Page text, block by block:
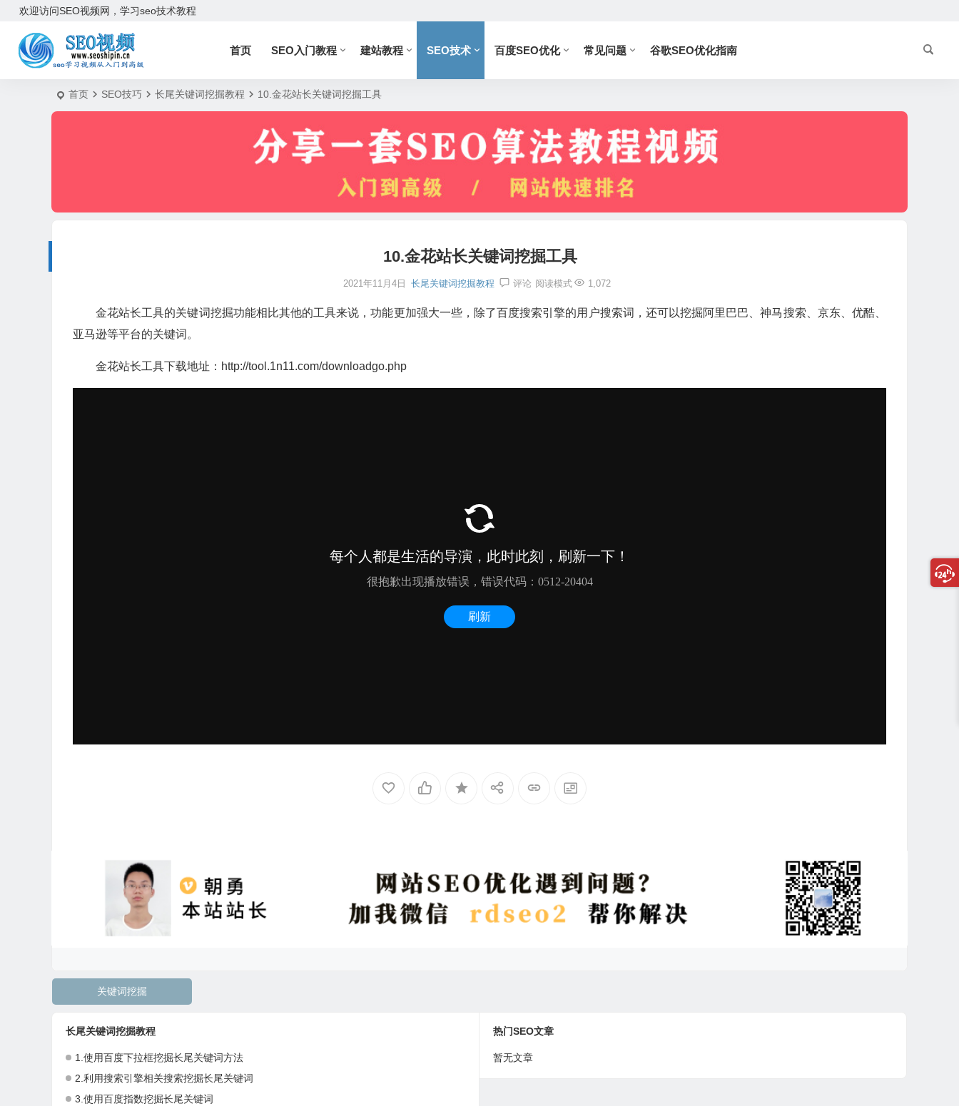
欢迎访问SEO视频网，学习seo技术教程
首页 SEO入门教程 建站教程 SEO技术 百度SEO优化 常见问题 谷歌SEO优化指南
首页 SEO技巧 长尾关键词挖掘教程 10.金花站长关键词挖掘工具
10.金花站长关键词挖掘工具
2021年11月4日 长尾关键词挖掘教程 评论 1,072
阅读模式
金花站长工具的关键词挖掘功能相比其他的工具来说，功能更加强大一些，除了百度搜索引擎的用户搜索词，还可以挖掘阿里巴巴、神马搜索、京东、优酷、
亚马逊等平台的关键词。
金花站长工具下载地址：http://tool.1n11.com/downloadgo.php
关键词挖掘
长尾关键词挖掘教程
1.使用百度下拉框挖掘长尾关键词方法
2.利用搜索引擎相关搜索挖掘长尾关键词
3.使用百度指数挖掘长尾关键词
热门SEO文章
暂无文章